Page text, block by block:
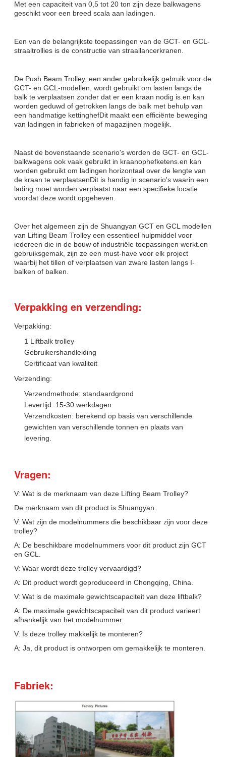
Met een capaciteit van 0,5 tot 20 ton zijn deze balkwagens
geschikt voor een breed scala aan ladingen.
Een van de belangrijkste toepassingen van de GCT- en GCL-
straaltrollies is de constructie van straallancerkranen.
De Push Beam Trolley, een ander gebruikelijk gebruik voor de
GCT- en GCL-modellen, wordt gebruikt om lasten langs de
balk te verplaatsen zonder dat er een kraan nodig is.en kan
worden geduwd of getrokken langs de balk met behulp van
een handmatige kettinghefDit maakt een efficiënte beweging
van ladingen in fabrieken of magazijnen mogelijk.
Naast de bovenstaande scenario's worden de GCT- en GCL-
balkwagens ook vaak gebruikt in kraanophefketens.en kan
worden gebruikt om ladingen horizontaal over de lengte van
de kraan te verplaatsenDit is handig in scenario's waarin een
lading moet worden verplaatst naar een specifieke locatie
voordat deze wordt opgeheven.
Over het algemeen zijn de Shuangyan GCT en GCL modellen
van Lifting Beam Trolley een essentieel hulpmiddel voor
iedereen die in de bouw of industriële toepassingen werkt.en
gebruiksgemak, zijn ze een must-have voor elk project
waarbij het tillen of verplaatsen van zware lasten langs I-
balken of balken.
Verpakking en verzending:
Verpakking:
1 Liftbalk trolley
Gebruikershandleiding
Certificaat van kwaliteit
Verzending:
Verzendmethode: standaardgrond
Levertijd: 15-30 werkdagen
Verzendkosten: berekend op basis van verschillende
gewichten van verschillende tonnen en plaats van
levering.
Vragen:
V: Wat is de merknaam van deze Lifting Beam Trolley?
De merknaam van dit product is Shuangyan.
V: Wat zijn de modelnummers die beschikbaar zijn voor deze
trolley?
A: De beschikbare modelnummers voor dit product zijn GCT
en GCL.
V: Waar wordt deze trolley vervaardigd?
A: Dit product wordt geproduceerd in Chongqing, China.
V: Wat is de maximale gewichtscapaciteit van deze liftbalk?
A: De maximale gewichtscapaciteit van dit product varieert
afhankelijk van het modelnummer.
V: Is deze trolley makkelijk te monteren?
A: Ja, dit product is ontworpen om gemakkelijk te monteren.
Fabriek: